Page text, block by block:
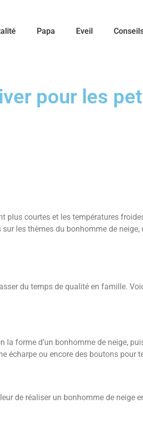
Papa Eveil
pour les
plus courtes et les températures
les thèmes du bonhomme de
du temps de qualité en famille.
forme d’un bonhomme de neige,
écharpe ou encore des boutons pour
de réaliser un bonhomme de neige